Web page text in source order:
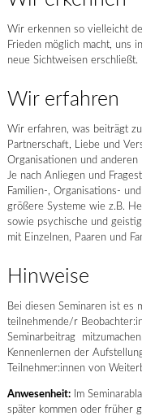
Wir erkennen so vielleicht
Frieden möglich macht, uns
neue Sichtweisen erschließt.
Wir erfahren
Wir erfahren, was beiträgt
Partnerschaft, Liebe und
Organisationen und
Je nach Anliegen und
Familien-, Organisations-
größere Systeme wie z.B.
sowie psychische und
mit Einzelnen, Paaren und
Hinweise
Bei diesen Seminaren ist es
teilnehmende/r
Seminarbeitrag
Kennenlernen der
Teilnehmer:innen von
Anwesenheit:Im
später kommen oder früher